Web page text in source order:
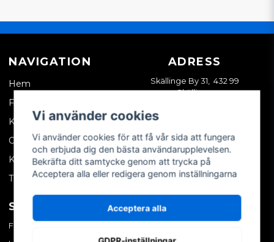
NAVIGATION
Hem
Företagskund
Kontakta oss
Om oss
Köpvillkor
Tips & trix
ADRESS
Skällinge By 31, 432 99
Skällinge
SOCIALA MEDIER
Facebook
MITT KONTO
Vi använder cookies
Vi använder cookies för att få vår sida att fungera
och erbjuda dig den bästa användarupplevelsen.
Bekräfta ditt samtycke genom att trycka på
Acceptera alla eller redigera genom inställningarna
Acceptera alla